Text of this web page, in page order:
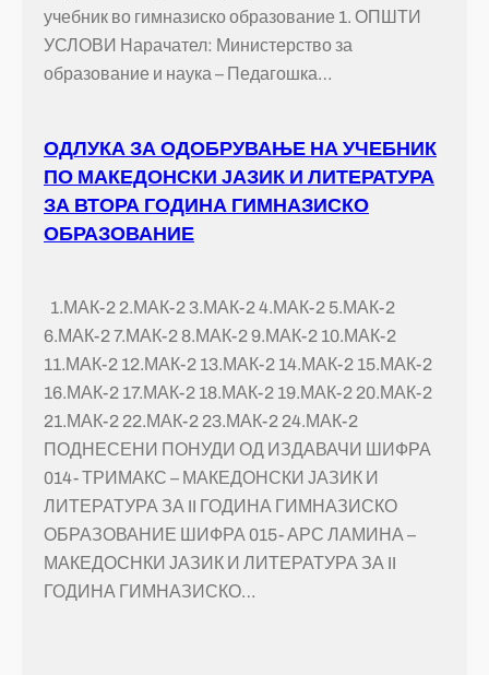
учебник во гимназиско образование 1. ОПШТИ
УСЛОВИ Нарачател: Министерство за
образование и наука – Педагошка…
ОДЛУКА ЗА ОДОБРУВАЊЕ НА УЧЕБНИК
ПО МАКЕДОНСКИ ЈАЗИК И ЛИТЕРАТУРА
ЗА ВТОРА ГОДИНА ГИМНАЗИСКО
ОБРАЗОВАНИЕ
1.МАК-2 2.МАК-2 3.МАК-2 4.МАК-2 5.МАК-2
6.МАК-2 7.МАК-2 8.МАК-2 9.МАК-2 10.МАК-2
11.МАК-2 12.МАК-2 13.МАК-2 14.МАК-2 15.МАК-2
16.МАК-2 17.МАК-2 18.МАК-2 19.МАК-2 20.МАК-2
21.МАК-2 22.МАК-2 23.МАК-2 24.МАК-2
ПОДНЕСЕНИ ПОНУДИ ОД ИЗДАВАЧИ ШИФРА
014- ТРИМАКС – МАКЕДОНСКИ ЈАЗИК И
ЛИТЕРАТУРА ЗА II ГОДИНА ГИМНАЗИСКО
ОБРАЗОВАНИЕ ШИФРА 015- АРС ЛАМИНА –
МАКЕДОСНКИ ЈАЗИК И ЛИТЕРАТУРА ЗА II
ГОДИНА ГИМНАЗИСКО…